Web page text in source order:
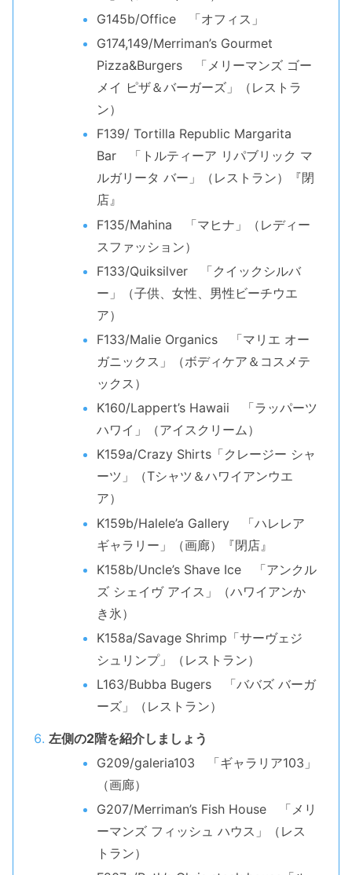
G145b/Office 「オフィス」
G174,149/Merriman’s Gourmet
Pizza&Burgers 「メリーマンズ ゴー
メイ ピザ＆バーガーズ」（レストラ
ン）
F139/ Tortilla Republic Margarita
Bar 「トルティーア リパブリック マ
ルガリータ バー」（レストラン）『閉
店』
F135/Mahina 「マヒナ」（レディー
スファッション）
F133/Quiksilver 「クイックシルバ
ー」（子供、女性、男性ビーチウエ
ア）
F133/Malie Organics 「マリエ オー
ガニックス」（ボディケア＆コスメテ
ックス）
K160/Lappert’s Hawaii 「ラッパーツ
ハワイ」（アイスクリーム）
K159a/Crazy Shirts「クレージー シャ
ーツ」（Tシャツ＆ハワイアンウエ
ア）
K159b/Halele’a Gallery 「ハレレア
ギャラリー」（画廊）『閉店』
K158b/Uncle’s Shave Ice 「アンクル
ズ シェイヴ アイス」（ハワイアンか
き氷）
K158a/Savage Shrimp「サーヴェジ
シュリンプ」（レストラン）
L163/Bubba Bugers 「ババズ バーガ
ーズ」（レストラン）
左側の2階を紹介しましょう
G209/galeria103 「ギャラリア103」
（画廊）
G207/Merriman’s Fish House 「メリ
ーマンズ フィッシュ ハウス」（レス
トラン）